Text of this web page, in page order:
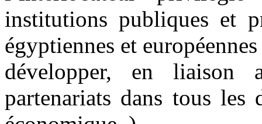
institutions publiques et
égyptiennes et
développer, en
partenariats dans tous les